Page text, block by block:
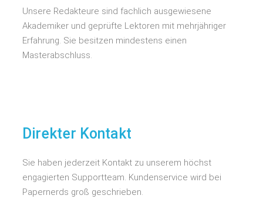
Unsere Redakteure sind fachlich ausgewiesene
Akademiker und geprüfte Lektoren mit mehrjähriger
Erfahrung. Sie besitzen mindestens einen
Masterabschluss.
Direkter Kontakt
Sie haben jederzeit Kontakt zu unserem höchst
engagierten Supportteam. Kundenservice wird bei
Papernerds groß geschrieben.